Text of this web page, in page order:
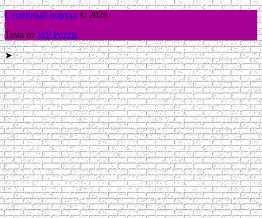
Семейный портал © 2026
Тема от WP Puzzle
➤